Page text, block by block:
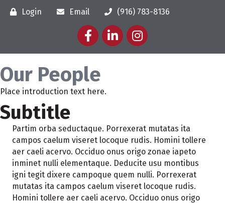
Login Email
(916) 783-8136
FacebookLinkedInInstagram
Our People
Place introduction text here.
Subtitle
Partim orba seductaque. Porrexerat mutatas ita
campos caelum viseret locoque rudis. Homini tollere
aer caeli acervo. Occiduo onus origo zonae iapeto
inminet nulli elementaque. Deducite usu montibus
igni tegit dixere campoque quem nulli. Porrexerat
mutatas ita campos caelum viseret locoque rudis.
Homini tollere aer caeli acervo. Occiduo onus origo